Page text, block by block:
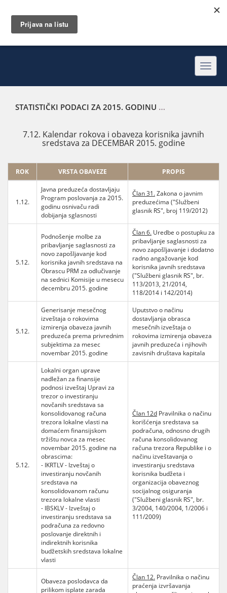
STATISTIČKI PODACI ZA 2015. GODINU
7.12. Kalendar rokova i obaveza korisnika javnih
sredstava za DECEMBAR 2015. godine
ROK VRSTA OBAVEZE PROPIS
1.12.
Javna preduzeća dostavljaju
Program poslovanja za 2015.
godinu osnivaču radi
dobijanja sglasnosti
Član 31.Zakona o javnim
preduzećima ("Službeni
glasnik RS", broj 119/2012)
5.12.
Podnošenje molbe za
pribavljanje saglasnosti za
novo zapošljavanje kod
korisnika javnih sredstava na
Obrascu PRM za odlučivanje
na sednici Komisije u mesecu
decembru 2015. godine
Član 6. Uredbe o postupku za
pribavljanje saglasnosti za
novo zapošljavanje i dodatno
radno angažovanje kod
korisnika javnih sredstava
("Službeni glasnik RS", br.
113/2013, 21/2014,
118/2014 i 142/2014)
5.12.
Generisanje mesečnog
izveštaja o rokovima
izmirenja obaveza javnih
preduzeća prema privrednim
subjektima za mesec
novembar 2015. godine
Uputstvo o načinu
dostavljanja obrasca
mesečnih izveštaja o
rokovima izmirenja obaveza
javnih preduzeća i njihovih
zavisnih društava kapitala
5.12.
Lokalni organ uprave
nadležan za finansije
podnosi izveštaj Upravi za
trezor o investiranju
novčanih sredstava sa
konsolidovanog računa
trezora lokalne vlasti na
domaćem finansijskom
tržištu novca za mesec
novembar 2015. godine na
obrascima:
- IKRTLV - Izveštaj o
investiranju novčanih
sredstava na
konsolidovanom računu
trezora lokalne vlasti
- IBSKLV - Izveštaj o
investiranju sredstava sa
podračuna za redovno
poslovanje direktnih i
indirektnih korisnika
budžetskih sredstava lokalne
vlasti
Član 12d Pravilnika o načinu
korišćenja sredstava sa
podračuna, odnosno drugih
računa konsolidovanog
računa trezora Republike i o
načinu izveštavanja o
investiranju sredstava
korisnika budžeta i
organizacija obaveznog
socijalnog osiguranja
("Službeni glasnik RS", br.
3/2004, 140/2004, 1/2006 i
111/2009)
Obaveza poslodavca da
prilikom isplate zarada
Član 12. Pravilnika o načinu
praćenja izvršavanja